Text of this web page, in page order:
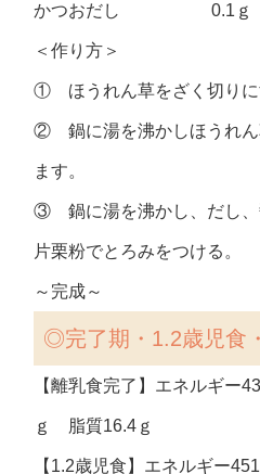
かつおだし 0.1ｇ
＜作り方＞
① ほうれん草をざく切りに
② 鍋に湯を沸かしほうれん
ます。
③ 鍋に湯を沸かし、だし、
片栗粉でとろみをつける。
～完成～
◎完了期・1.2歳児食
【離乳食完了】エネルギ
ｇ 脂質16.4ｇ
【1.2歳児食】エネルギー